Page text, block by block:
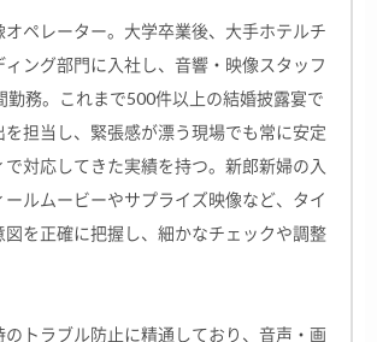
オペレーター。大学卒業後、大手ホテルチ
ィング部門に入社し、音響・映像スタッフ
勤務。これまで500件以上の結婚披露宴で
担当し、緊張感が漂う現場でも常に安定
で対応してきた実績を持つ。新郎新婦の入
ルムービーやサプライズ映像など、タイ
図を正確に把握し、細かなチェックや調整
トラブル防止に精通しており、音声・画